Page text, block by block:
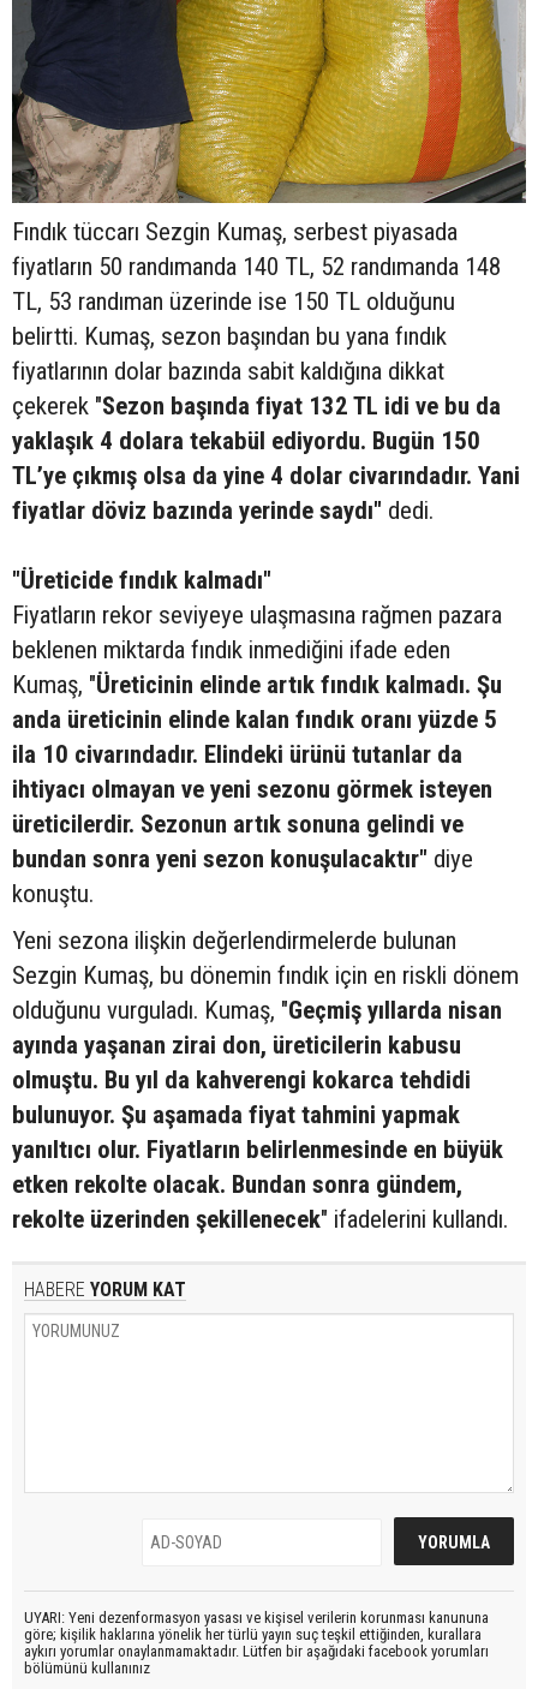
Fındık tüccarı Sezgin Kumaş, serbest piyasada
fiyatların 50 randımanda 140 TL, 52 randımanda 148
TL, 53 randıman üzerinde ise 150 TL olduğunu
belirtti. Kumaş, sezon başından bu yana fındık
fiyatlarının dolar bazında sabit kaldığına dikkat
çekerek "Sezon başında fiyat 132 TL idi ve bu da
yaklaşık 4 dolara tekabül ediyordu. Bugün 150
TL’ye çıkmış olsa da yine 4 dolar civarındadır. Yani
fiyatlar döviz bazında yerinde saydı" dedi.
"Üreticide fındık kalmadı"
Fiyatların rekor seviyeye ulaşmasına rağmen pazara
beklenen miktarda fındık inmediğini ifade eden
Kumaş, "Üreticinin elinde artık fındık kalmadı. Şu
anda üreticinin elinde kalan fındık oranı yüzde 5
ila 10 civarındadır. Elindeki ürünü tutanlar da
ihtiyacı olmayan ve yeni sezonu görmek isteyen
üreticilerdir. Sezonun artık sonuna gelindi ve
bundan sonra yeni sezon konuşulacaktır" diye
konuştu.
Yeni sezona ilişkin değerlendirmelerde bulunan
Sezgin Kumaş, bu dönemin fındık için en riskli dönem
olduğunu vurguladı. Kumaş, "Geçmiş yıllarda nisan
ayında yaşanan zirai don, üreticilerin kabusu
olmuştu. Bu yıl da kahverengi kokarca tehdidi
bulunuyor. Şu aşamada fiyat tahmini yapmak
yanıltıcı olur. Fiyatların belirlenmesinde en büyük
etken rekolte olacak. Bundan sonra gündem,
rekolte üzerinden şekillenecek" ifadelerini kullandı.
HABERE YORUM KAT
UYARI: Yeni dezenformasyon yasası ve kişisel verilerin korunması kanununa
göre; kişilik haklarına yönelik her türlü yayın suç teşkil ettiğinden, kurallara
aykırı yorumlar onaylanmamaktadır. Lütfen bir aşağıdaki facebook yorumları
bölümünü kullanınız